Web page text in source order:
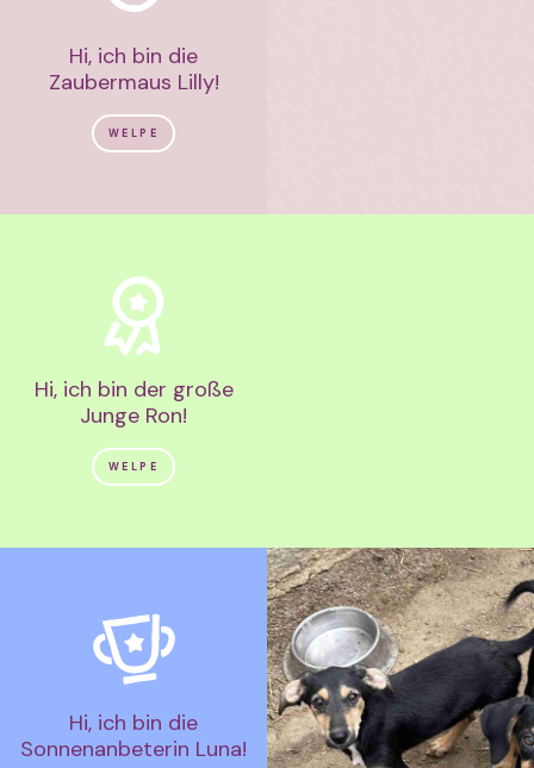
Hi, ich bin die
Zaubermaus Lilly!
WELPE
Hi, ich bin der große
Junge Ron!
WELPE
Hi, ich bin die
Sonnenanbeterin Luna!